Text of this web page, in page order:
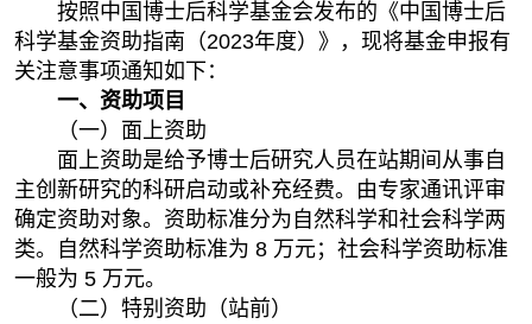
按照中国博士后科学基金会发布的《中国博士后
科学基金资助指南（2023年度）》，现将基金申报有
关注意事项通知如下：
一、资助项目
（一）面上资助
面上资助是给予博士后研究人员在站期间从事自
主创新研究的科研启动或补充经费。由专家通讯评审
确定资助对象。资助标准分为自然科学和社会科学两
类。自然科学资助标准为 8 万元；社会科学资助标准
一般为 5 万元。
（二）特别资助（站前）